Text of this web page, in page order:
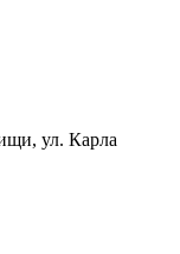
ул. Карла